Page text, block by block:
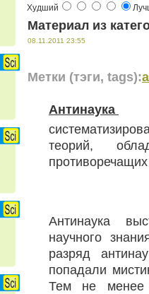
Худший
Материал из
08.11.2011 23:55
Метки (тэги, tags):
Антинаука
теорий,
Антинаука
научного
разряд
попадали
Тем не менее